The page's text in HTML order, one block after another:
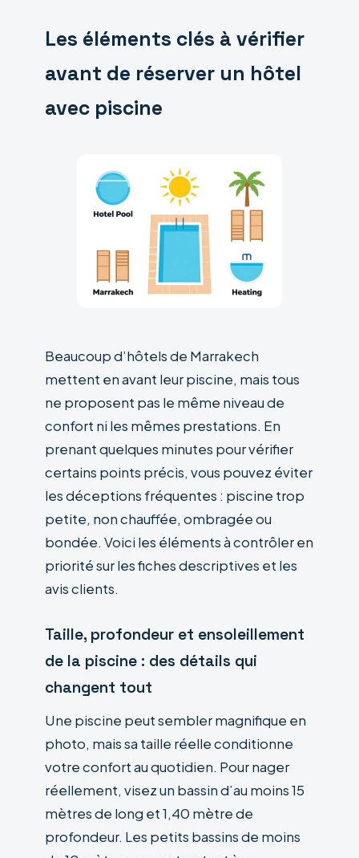
Les éléments clés à vérifier
avant de réserver un hôtel
avec piscine
Beaucoup d’hôtels de Marrakech
mettent en avant leur piscine, mais tous
ne proposent pas le même niveau de
confort ni les mêmes prestations. En
prenant quelques minutes pour vérifier
certains points précis, vous pouvez éviter
les déceptions fréquentes : piscine trop
petite, non chauffée, ombragée ou
bondée. Voici les éléments à contrôler en
priorité sur les fiches descriptives et les
avis clients.
Taille, profondeur et ensoleillement
de la piscine : des détails qui
changent tout
Une piscine peut sembler magnifique en
photo, mais sa taille réelle conditionne
votre confort au quotidien. Pour nager
réellement, visez un bassin d’au moins 15
mètres de long et 1,40 mètre de
profondeur. Les petits bassins de moins